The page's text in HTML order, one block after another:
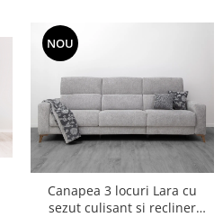
NOU
Canapea 3 locuri Lara cu
sezut culisant si recliner